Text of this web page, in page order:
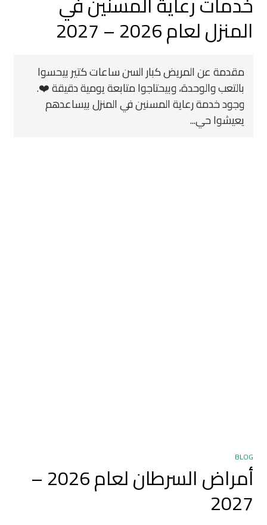
المنزل لعام 2026 – 2027
مقدمة عن المريض كبار السن ساعات كتير بيحسوا
بالتعب والوحدة، وبيحتاجوا متابعة يومية دقيقة ❤️.
وجود خدمة رعاية المسنين في المنزل بيساعدهم
يعيشوا حي...
BLOG
أمراض السرطان لعام 2026 –
2027